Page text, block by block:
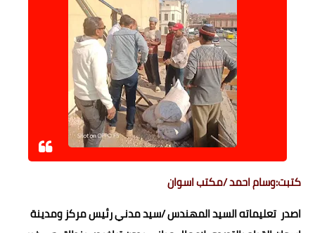
كتبت:وسام احمد /مكتب اسوان
اصدر تعليماته السيد المهندس /سيد مدني رئيس مركز ومدينة